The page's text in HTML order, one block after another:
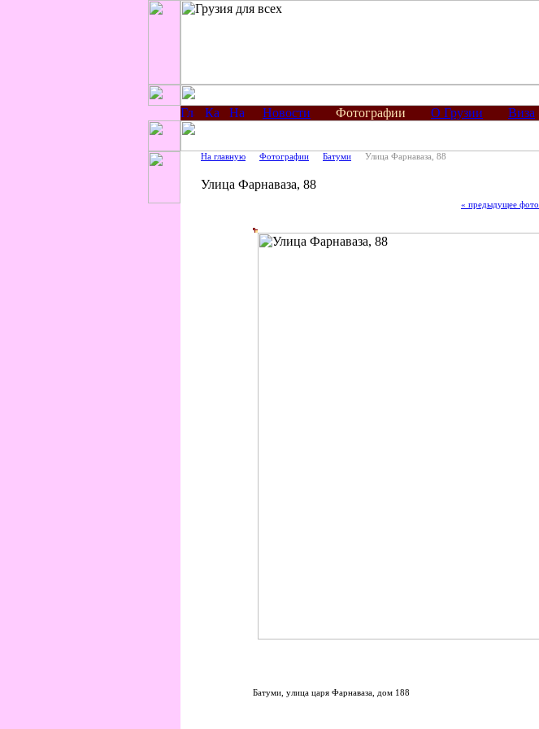
Новости Фотографии О Грузии Виза
На главную Фотографии Батуми Улица Фарнаваза, 88
Улица Фарнаваза, 88
« предыдущее фото
Батуми, улица царя Фарнаваза, дом 188